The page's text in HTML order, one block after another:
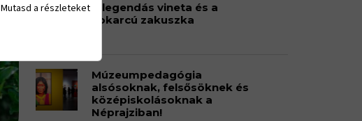
A legendás vineta és a
sokarcú zakuszka
Múzeumpedagógia
alsósoknak, felsősöknek és
középiskolásoknak a
Néprajziban!
Mutasd a részleteket